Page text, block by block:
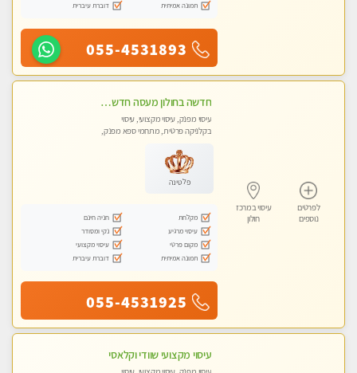
תמונה אמיתית
דוברת עיברית
055-4531893
לפרטים
נוספים
עיסוי במרכז
חולון
חדשה בחולון מעסה חדשה בחולון איכותית למאסז Iמקצועי ומפנק לכל שרירי הגוף עיסוי מכל הלב
עיסוי מפנק, עיסוי מקצועי, עיסוי
בקלניקה פרטית, מתחמי ספא מפנק,
פלטינה
מקלחת
חניה חינם
עיסוי מרגיע
נקי ומסודר
מקום פרטי
עיסוי מקצועי
תמונה אמיתית
דוברת עיברית
055-4531925
עיסוי מקצועי שוודי וקלאסי